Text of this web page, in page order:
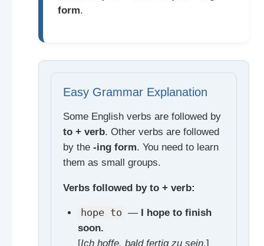
form.
Easy Grammar Explanation
Some English verbs are followed by
to + verb. Other verbs are followed
by the -ing form. You need to learn
them as small groups.
Verbs followed by to + verb:
hope to —
I hope to finish
soon.
[Ich hoffe, bald fertig zu sein.]